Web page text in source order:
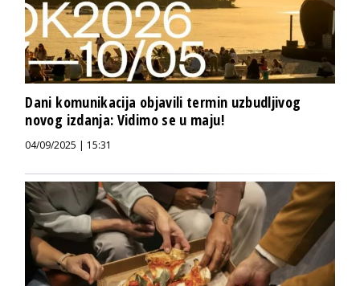
Dani komunikacija objavili termin uzbudljivog
novog izdanja: Vidimo se u maju!
04/09/2025 | 15:31